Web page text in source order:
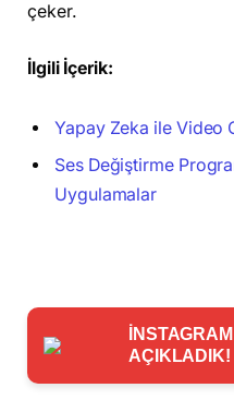
çeker.
İlgili İçerik:
Yapay Zeka ile Video
Ses Değiştirme
Uygulamalar
AÇIKLADIK!